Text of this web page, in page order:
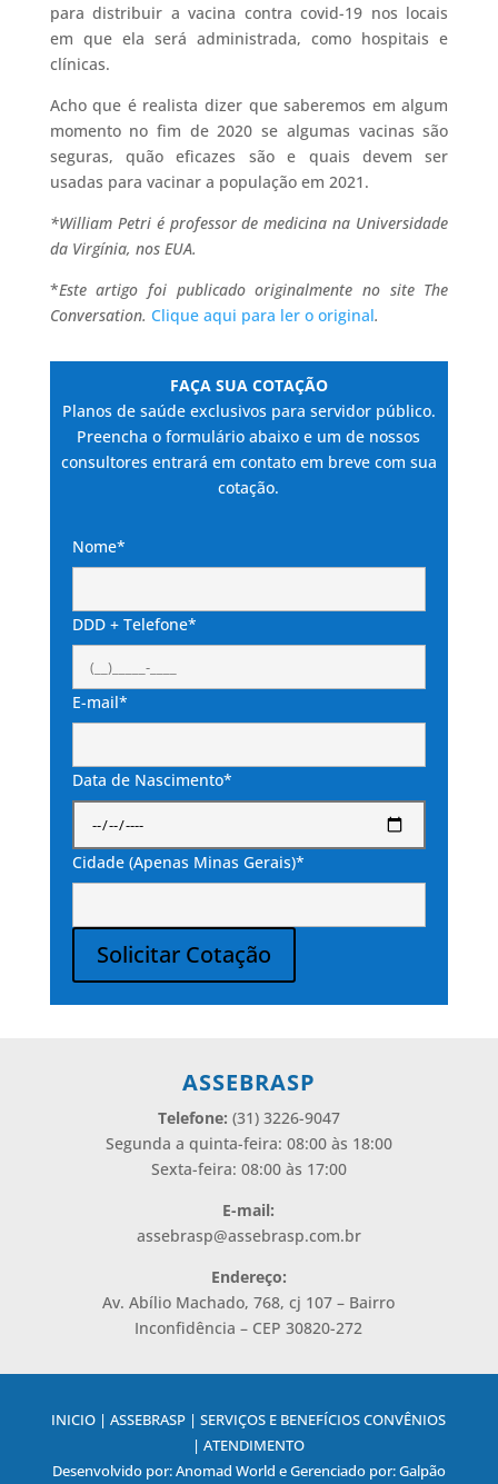
para distribuir a vacina contra covid-19 nos locais
em que ela será administrada, como hospitais e
clínicas.
Acho que é realista dizer que saberemos em algum
momento no fim de 2020 se algumas vacinas são
seguras, quão eficazes são e quais devem ser
usadas para vacinar a população em 2021.
*William Petri é professor de medicina na Universidade
da Virgínia, nos EUA.
*Este artigo foi publicado originalmente no site The
Conversation. Clique aqui para ler o original.
FAÇA SUA COTAÇÃO
Planos de saúde exclusivos para servidor público.
Preencha o formulário abaixo e um de nossos
consultores entrará em contato em breve com sua
cotação.
Nome*
DDD + Telefone*
E-mail*
Data de Nascimento*
Cidade (Apenas Minas Gerais)*
Solicitar Cotação
ASSEBRASP
Telefone: (31) 3226-9047
Segunda a quinta-feira: 08:00 às 18:00
Sexta-feira: 08:00 às 17:00
E-mail:
assebrasp@assebrasp.com.br
Endereço:
Av. Abílio Machado, 768, cj 107 – Bairro
Inconfidência – CEP 30820-272
INICIO | ASSEBRASP | SERVIÇOS E BENEFÍCIOS CONVÊNIOS
| ATENDIMENTO
Desenvolvido por: Anomad World e Gerenciado por: Galpão